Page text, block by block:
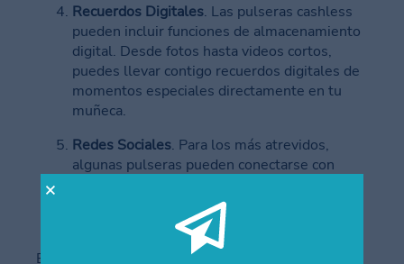
Recuerdos Digitales. Las pulseras cashless
pueden incluir funciones de almacenamiento
digital. Desde fotos hasta videos cortos,
puedes llevar contigo recuerdos digitales de
momentos especiales directamente en tu
muñeca.
Redes Sociales. Para los más atrevidos,
algunas pulseras pueden conectarse con
interacción con personas que comparten
intereses similares.
En resumen, las posibilidades de información que